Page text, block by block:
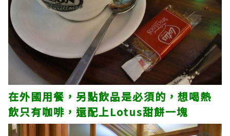
在外國用餐，另點飲品是必須的，想喝熱
飲只有咖啡，還配上Lotus甜餅一塊